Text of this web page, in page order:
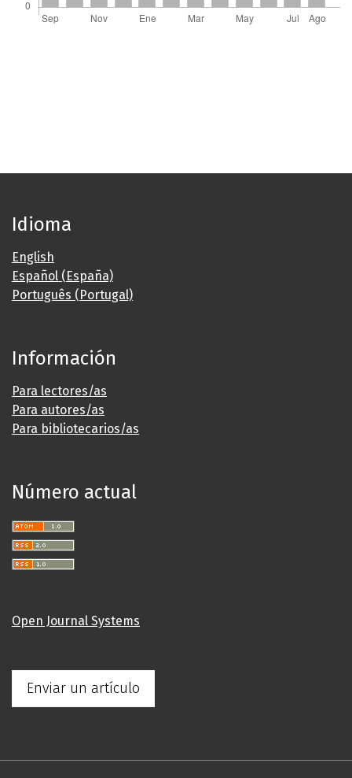
Idioma
English
Español (España)
Português (Portugal)
Información
Para lectores/as
Para autores/as
Para bibliotecarios/as
Número actual
Open Journal Systems
Enviar un artículo